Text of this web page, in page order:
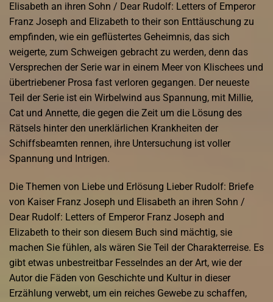
Elisabeth an ihren Sohn / Dear Rudolf: Letters of Emperor
Franz Joseph and Elizabeth to their son Enttäuschung zu
empfinden, wie ein geflüstertes Geheimnis, das sich
weigerte, zum Schweigen gebracht zu werden, denn das
Versprechen der Serie war in einem Meer von Klischees und
übertriebener Prosa fast verloren gegangen. Der neueste
Teil der Serie ist ein Wirbelwind aus Spannung, mit Millie,
Cat und Annette, die gegen die Zeit um die Lösung des
Rätsels hinter den unerklärlichen Krankheiten der
Schiffsbeamten rennen, ihre Untersuchung ist voller
Spannung und Intrigen.
Die Themen von Liebe und Erlösung Lieber Rudolf: Briefe
von Kaiser Franz Joseph und Elisabeth an ihren Sohn /
Dear Rudolf: Letters of Emperor Franz Joseph and
Elizabeth to their son diesem Buch sind mächtig, sie
machen Sie fühlen, als wären Sie Teil der Charakterreise. Es
gibt etwas unbestreitbar Fesselndes an der Art, wie der
Autor die Fäden von Geschichte und Kultur in dieser
Erzählung verwebt, um ein reiches Gewebe zu schaffen,